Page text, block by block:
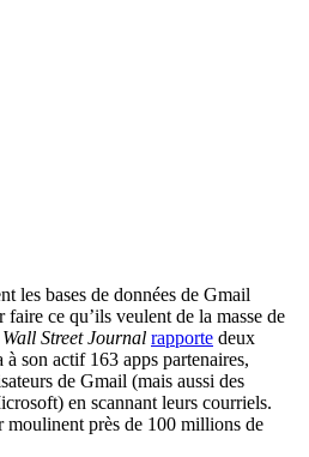
les bases de données de Gmail
ce qu’ils veulent de la masse de
Wall Street Journal rapporte deux
son actif 163 apps partenaires,
de Gmail (mais aussi des
en scannant leurs courriels.
moulinent près de 100 millions de